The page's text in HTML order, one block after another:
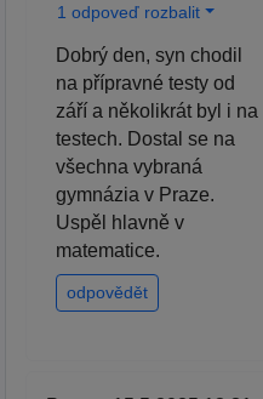
1 odpoveď rozbalit
Dobrý den, syn chodil
na přípravné testy od
září a několikrát byl i na
testech. Dostal se na
všechna vybraná
gymnázia v Praze.
Uspěl hlavně v
matematice.
odpovědět